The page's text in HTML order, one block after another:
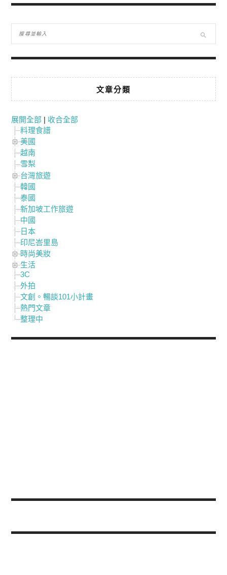
文章分類
展開全部 | 收合全部
料理食譜
美國
越南
雪梨
台灣旅遊
韓國
泰國
新加坡工作旅遊
中國
日本
印尼峇里島
時尚美妝
生活
3C
外拍
文創。暢談101小計畫
熱門文章
整理中